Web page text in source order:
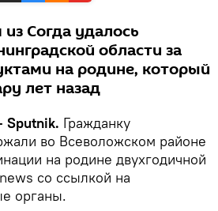
Согда удалось
области за
на родине, который
лет назад
Гражданку
во Всеволожском районе
на родине двухгодичной
со ссылкой на
органы.